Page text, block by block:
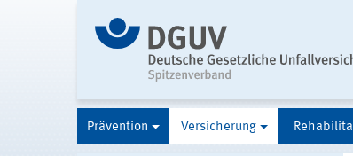
Prävention Versicherung